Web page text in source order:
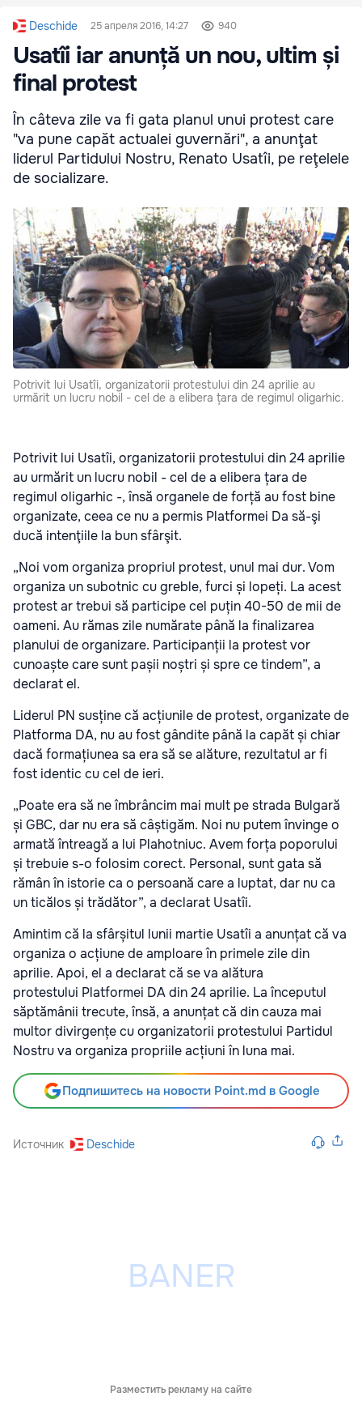
Deschide 25 апреля 2016, 14:27 940
Usatîi iar anunță un nou, ultim și
final protest
În câteva zile va fi gata planul unui protest care
"va pune capăt actualei guvernări", a anunţat
liderul Partidului Nostru, Renato Usatîi, pe reţelele
de socializare.
Potrivit lui Usatîi, organizatorii protestului din 24 aprilie au
urmărit un lucru nobil - cel de a elibera țara de regimul oligarhic.
Potrivit lui Usatîi, organizatorii protestului din 24 aprilie
au urmărit un lucru nobil - cel de a elibera țara de
regimul oligarhic -, însă organele de forță au fost bine
organizate, ceea ce nu a permis Platformei Da să-şi
ducă intenţiile la bun sfârşit.
„Noi vom organiza propriul protest, unul mai dur. Vom
organiza un subotnic cu greble, furci și lopeți. La acest
protest ar trebui să participe cel puțin 40-50 de mii de
oameni. Au rămas zile numărate până la finalizarea
planului de organizare. Participanții la protest vor
cunoaște care sunt pașii noștri și spre ce tindem”, a
declarat el.
Liderul PN susține că acțiunile de protest, organizate de
Platforma DA, nu au fost gândite până la capăt și chiar
dacă formațiunea sa era să se alăture, rezultatul ar fi
fost identic cu cel de ieri.
„Poate era să ne îmbrâncim mai mult pe strada Bulgară
și GBC, dar nu era să câștigăm. Noi nu putem învinge o
armată întreagă a lui Plahotniuc. Avem forța poporului
și trebuie s-o folosim corect. Personal, sunt gata să
rămân în istorie ca o persoană care a luptat, dar nu ca
un ticălos și trădător”, a declarat Usatîi.
Amintim că la sfârșitul lunii martie Usatîi a anunțat că va
organiza o acțiune de amploare în primele zile din
aprilie. Apoi, el a declarat că se va alătura
protestului Platformei DA din 24 aprilie. La începutul
săptămânii trecute, însă, a anunțat că din cauza mai
multor divirgențe cu organizatorii protestului Partidul
Nostru va organiza propriile acțiuni în luna mai.
Подпишитесь на новости Point.md в Google
Источник Deschide
Разместить рекламу на сайте